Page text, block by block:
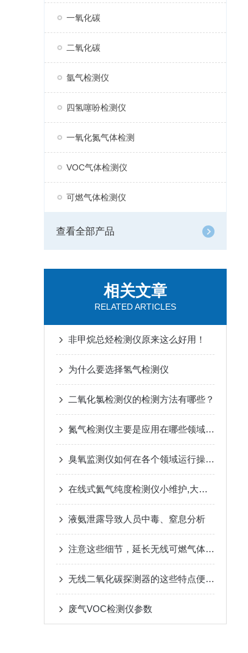
一氧化碳
二氧化碳
氩气检测仪
四氢噻吩检测仪
一氧化氮气体检测
VOC气体检测仪
可燃气体检测仪
查看全部产品
相关文章
RELATED ARTICLES
非甲烷总烃检测仪原来这么好用！
为什么要选择氢气检测仪
二氧化氯检测仪的检测方法有哪些？
氮气检测仪主要是应用在哪些领域范围内？
臭氧监测仪如何在各个领域运行操作的？
在线式氦气纯度检测仪小维护,大作用!
液氨泄露导致人员中毒、窒息分析
注意这些细节，延长无线可燃气体探测器使用寿命
无线二氧化碳探测器的这些特点便利了多种行业
废气VOC检测仪参数